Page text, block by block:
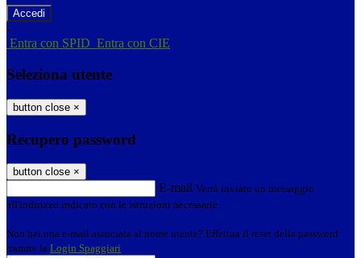
-
Entra con SPID Entra con CIE
Seleziona utente
button close ×
Recupero password
button close ×
E-mail Verrà inviato un messaggio
all'indirizzo indicato con le istruzioni necessarie.
Non hai una e-mail associata al nome utente? Effettua il reset della password
tramite la Login Spaggiari